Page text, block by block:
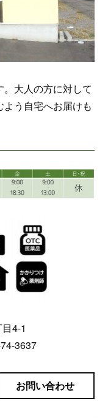
大人の方に対して
う自宅へお届けも
4-1
3637
お問い合わせ